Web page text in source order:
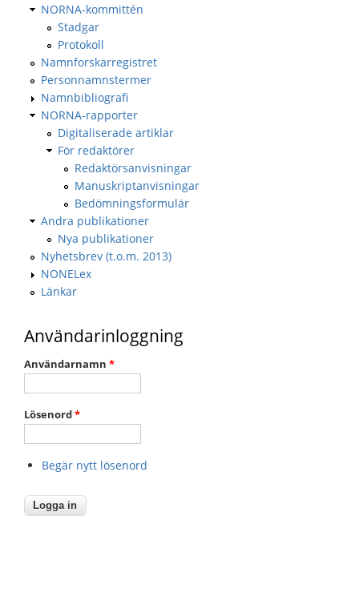
NORNA-kommittén
Stadgar
Protokoll
Namnforskarregistret
Personnamnstermer
Namnbibliografi
NORNA-rapporter
Digitaliserade artiklar
För redaktörer
Redaktörsanvisningar
Manuskriptanvisningar
Bedömningsformulär
Andra publikationer
Nya publikationer
Nyhetsbrev (t.o.m. 2013)
NONELex
Länkar
Användarinloggning
Användarnamn *
Lösenord*
Begär nytt lösenord